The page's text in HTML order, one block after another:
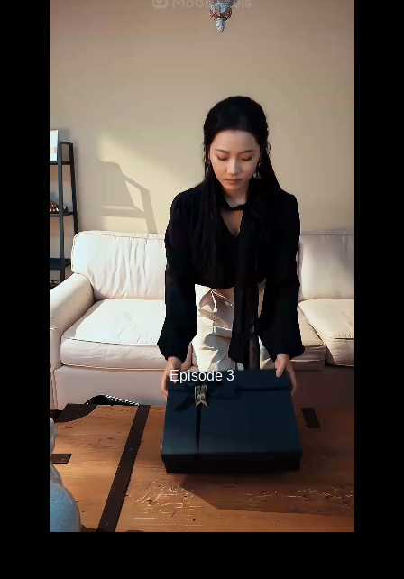
Episode 3